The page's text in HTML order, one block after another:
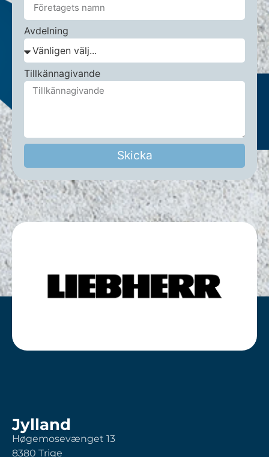
Avdelning
Tillkännagivande
Skicka
Jylland
Høgemosevænget 13
8380 Trige